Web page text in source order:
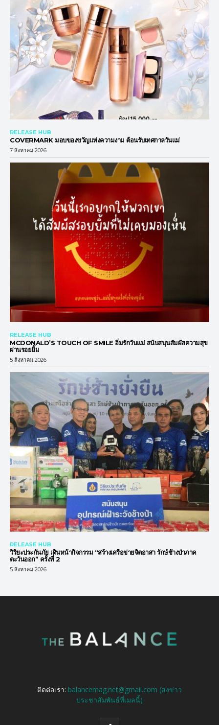
RELEASE HUB
COVERMARK มอบของขวัญแห่งความงาม ต้อนรับเทศกาลวันแม่
7 สิงหาคม 2026
RELEASE HUB
MCDONALD’S TOUCH OF SMILE อิ่มรักวันแม่ สนับสนุนสัมผัสความสุข
ผ่านรอยยิ้ม
5 สิงหาคม 2026
RELEASE HUB
วิริยะประกันภัย เดินหน้ากิจกรรม “สร้างเครือข่ายจิตอาสา รักษ์ช้างป่าภาค
ตะวันออก” ครั้งที่ 2
5 สิงหาคม 2026
ติดต่อเรา: balancemag.net@gmail.com (ส่งข่าว
ประชาสัมพันธ์ที่เมลนี้)